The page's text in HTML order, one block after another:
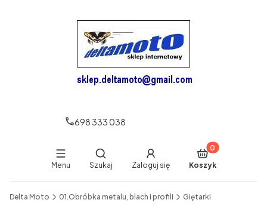
698 333 038
Menu
Otwórz wyszukiwarkę
Szukaj Zaloguj się
Produkty w
Koszyk
Delta Moto 01.Obróbka metalu, blach i profili Giętarki